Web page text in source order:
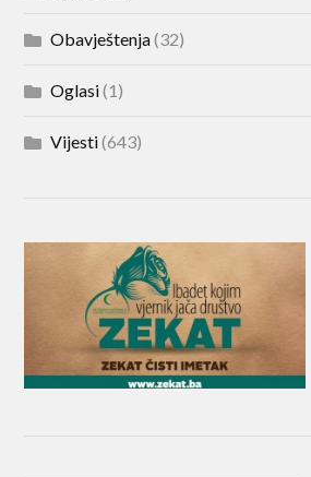
Obavještenja(32)
Oglasi(1)
Vijesti(643)